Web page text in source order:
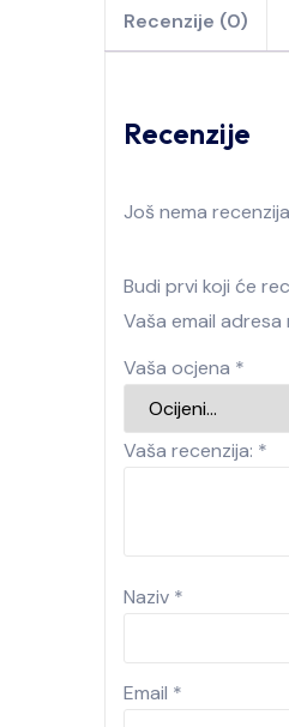
Recenzije (0)
Recenzije
Još nema
Budi prvi koji će
Vaša email
Vaša ocjena *
Vaša recenzija: *
Naziv *
Email *